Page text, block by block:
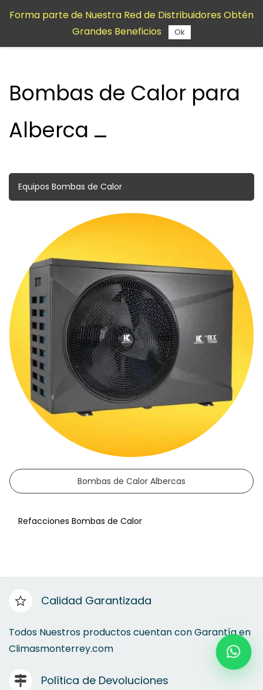
contenido
Bombas de Calor para
Alberca
Equipos Bombas de Calor
Bombas de Calor Albercas
Refacciones Bombas de Calor
Calidad Garantizada
Todos Nuestros productos cuentan con Garantía en
Climasmonterrey.com
Política de Devoluciones
Forma parte de Nuestra Red de Distribuidores Obtén
Grandes Beneficios
Ok